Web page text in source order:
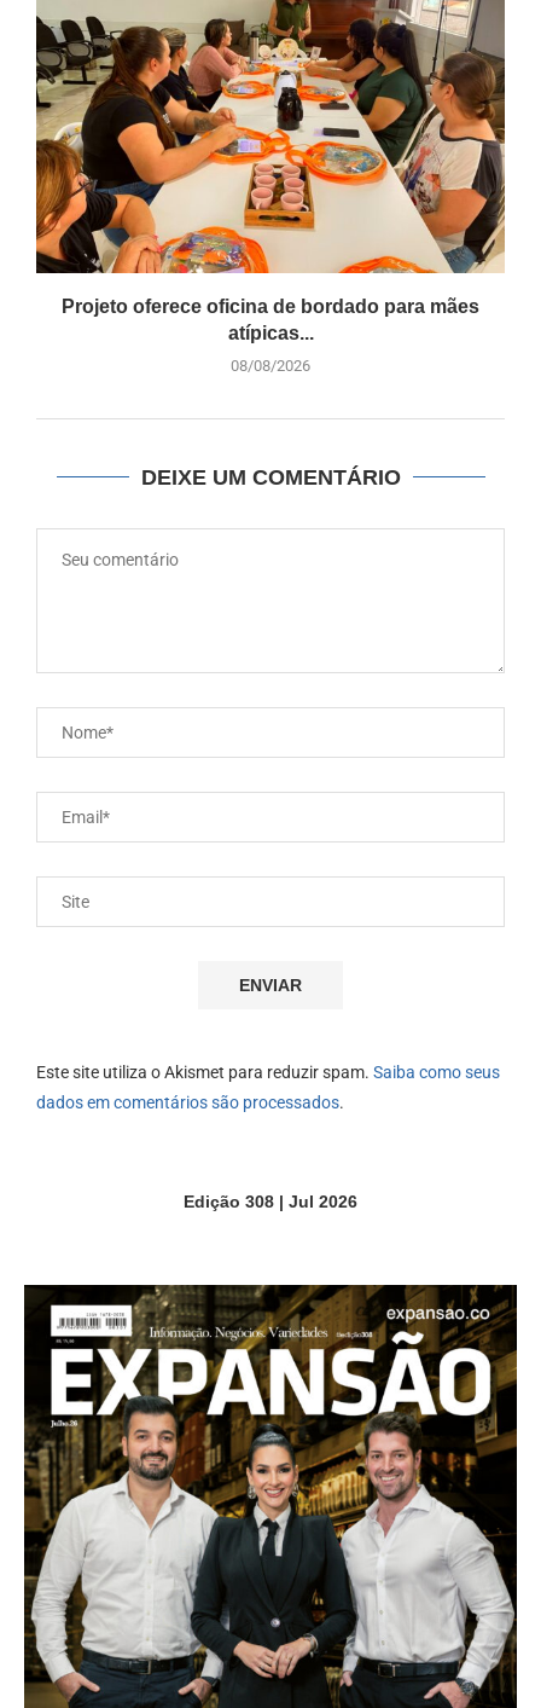
Projeto oferece oficina de bordado para mães
atípicas...
08/08/2026
DEIXE UM COMENTÁRIO
Este site utiliza o Akismet para reduzir spam. Saiba como seus
dados em comentários são processados.
Edição 308 | Jul 2026